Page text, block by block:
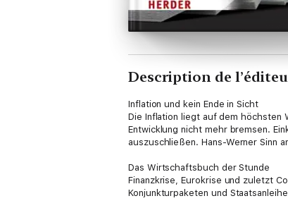
Description de
Inflation und kein Ende in Sicht
Die Inflation liegt auf dem höchsten
Entwicklung nicht mehr bremsen.
auszuschließen. Hans-Werner Sinn
Das Wirtschaftsbuch der Stunde
Finanzkrise, Eurokrise und zuletzt
Konjunkturpaketen und